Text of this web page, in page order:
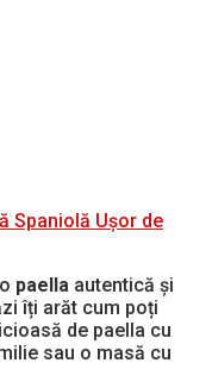
Spaniolă Ușor de
paella autentică și
îți arăt cum poți
de paella cu
sau o masă cu